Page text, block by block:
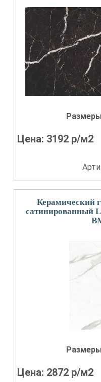
Цена: 3192 р/м2
Керамический
сатинированный
Цена: 2872 р/м2